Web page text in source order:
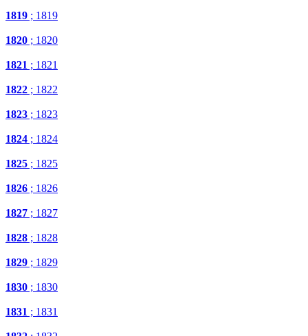
1819 ; 1819
1820 ; 1820
1821 ; 1821
1822 ; 1822
1823 ; 1823
1824 ; 1824
1825 ; 1825
1826 ; 1826
1827 ; 1827
1828 ; 1828
1829 ; 1829
1830 ; 1830
1831 ; 1831